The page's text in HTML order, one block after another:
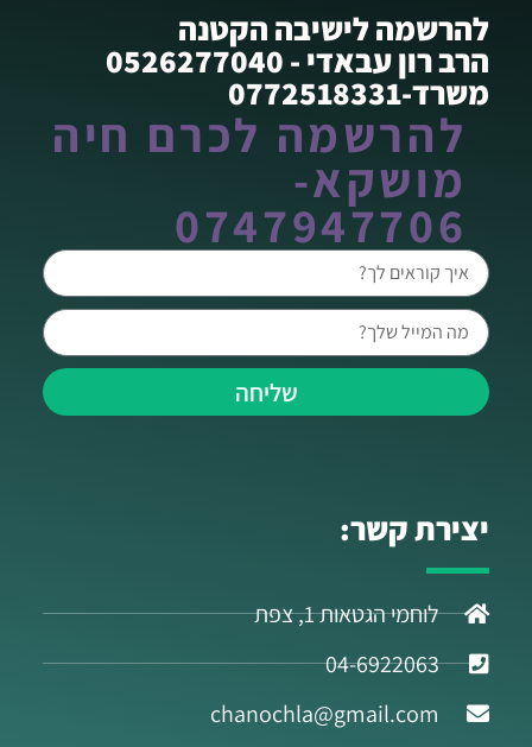
להרשמה לישיבה הקטנה
הרב רון עבאדי - 0526277040
משרד-0772518331
להרשמה לכרם חיה
מושקא-
0747947706
שליחה
יצירת קשר:
לוחמי הגטאות 1, צפת
04-6922063
chanochla@gmail.com